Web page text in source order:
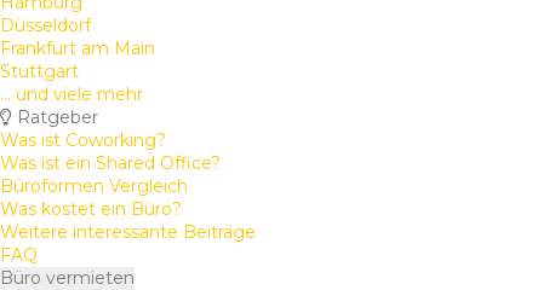
Düsseldorf
Frankfurt am Main
Stuttgart
... und viele mehr
Ratgeber
Was ist Coworking?
Was ist ein Shared Office?
Büroformen Vergleich
Was kostet ein Büro?
Weitere interessante Beiträge
FAQ
Büro vermieten